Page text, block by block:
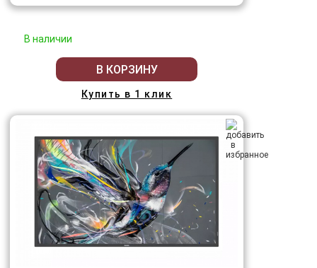
В наличии
В КОРЗИНУ
Купить в 1 клик